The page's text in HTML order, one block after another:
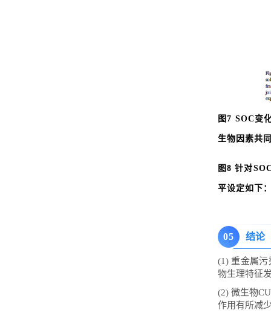
图7 SOC变
生物因素共
图8 针对
平设定如下
05 结论
(1) 重金属
物生理特征
(2) 微生物
作用有所减